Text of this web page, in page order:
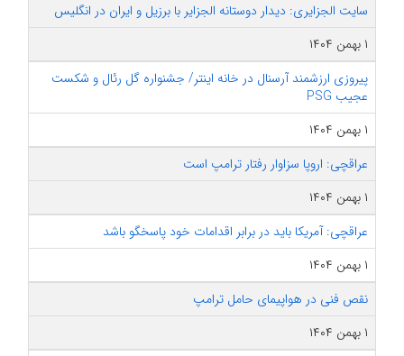
سایت الجزایری: دیدار دوستانه الجزایر با برزیل و ایران در انگلیس
۱ بهمن ۱۴۰۴
پیروزی ارزشمند آرسنال در خانه اینتر/ جشنواره گل رئال و شکست
عجیب PSG
۱ بهمن ۱۴۰۴
عراقچی: اروپا سزاوار رفتار ترامپ است
۱ بهمن ۱۴۰۴
عراقچی: آمریکا باید در برابر اقدامات خود پاسخگو باشد
۱ بهمن ۱۴۰۴
نقص فنی در هواپیمای حامل ترامپ
۱ بهمن ۱۴۰۴